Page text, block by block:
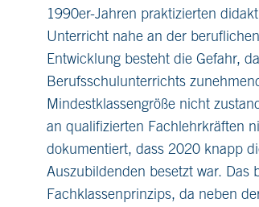
1990er-Jahren praktizierten
Unterricht nahe an der
Entwicklung besteht die Gefahr,
Berufsschulunterrichts
Mindestklassengröße nicht
an qualifizierten Fachlehrkräften
dokumentiert, dass 2020 knapp
Auszubildenden besetzt war.
Fachklassenprinzips, da neben